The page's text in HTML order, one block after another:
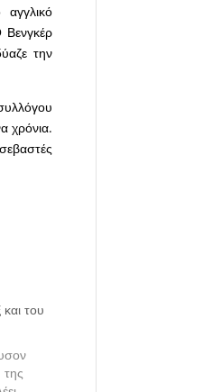
την
χρόνια.
του
της